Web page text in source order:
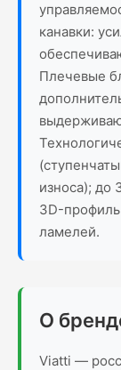
канавки:
Плечевые
износа); до
3D-
ламелей.
О
Viatti —